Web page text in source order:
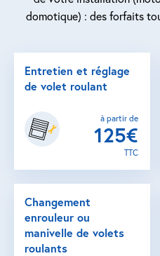
QUI SOMMES-NOUS ?
domotique) : des forfaits
Entretien et réglage
de volet roulant
à partir de
125€
TTC
Changement
enrouleur ou
manivelle de volets
roulants